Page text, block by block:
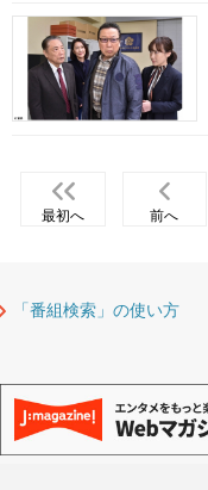
最初へ 前へ
「番組検索」の使い方